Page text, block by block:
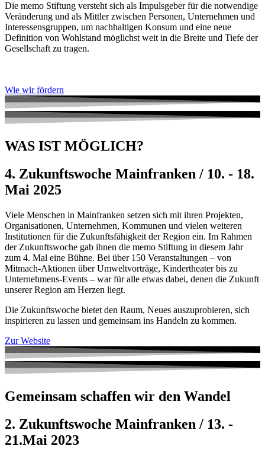
Die memo Stiftung versteht sich als Impulsgeber für die notwendige
Veränderung und als Mittler zwischen Personen, Unternehmen und
Interessensgruppen, um nachhaltigen Konsum und eine neue
Definition von Wohlstand möglichst weit in die Breite und Tiefe der
Gesellschaft zu tragen.
Wie wir fördern
WAS IST MÖGLICH?
4. Zukunftswoche Mainfranken / 10. - 18.
Mai 2025
Viele Menschen in Mainfranken setzen sich mit ihren Projekten,
Organisationen, Unternehmen, Kommunen und vielen weiteren
Institutionen für die Zukunftsfähigkeit der Region ein. Im Rahmen
der Zukunftswoche gab ihnen die memo Stiftung in diesem Jahr
zum 4. Mal eine Bühne. Bei über 150 Veranstaltungen – von
Mitmach-Aktionen über Umweltvorträge, Kindertheater bis zu
Unternehmens-Events – ­­­­­­­­­­­­­war für alle etwas dabei, denen die Zukunft
unserer Region am Herzen liegt.
Die Zukunftswoche bietet den Raum, Neues auszuprobieren, sich
inspirieren zu lassen und gemeinsam ins Handeln zu kommen.
Zur Website
Gemeinsam schaffen wir den Wandel
2. Zukunftswoche Mainfranken / 13. -
21.Mai 2023